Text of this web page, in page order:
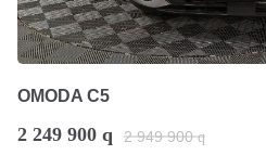
OMODA C5
2 249 900 q 2 949 900 q